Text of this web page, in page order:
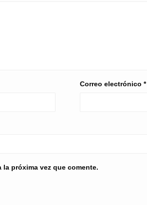
Correo electrónico*
próxima vez que comente.